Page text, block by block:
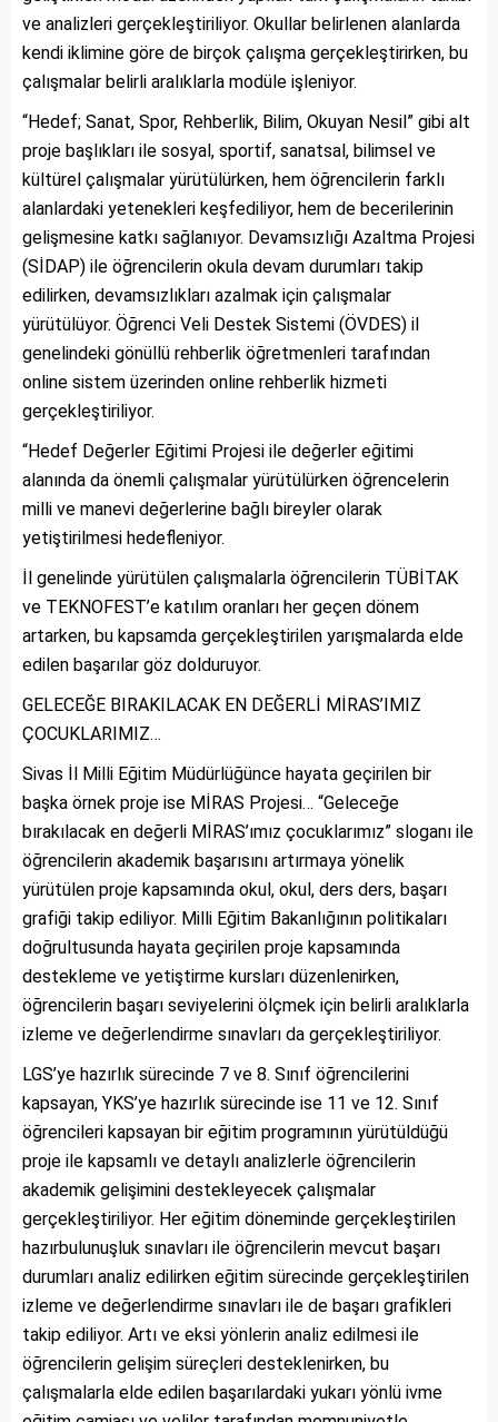
ve analizleri gerçekleştiriliyor. Okullar belirlenen alanlarda
kendi iklimine göre de birçok çalışma gerçekleştirirken, bu
çalışmalar belirli aralıklarla modüle işleniyor.
“Hedef; Sanat, Spor, Rehberlik, Bilim, Okuyan Nesil” gibi alt
proje başlıkları ile sosyal, sportif, sanatsal, bilimsel ve
kültürel çalışmalar yürütülürken, hem öğrencilerin farklı
alanlardaki yetenekleri keşfediliyor, hem de becerilerinin
gelişmesine katkı sağlanıyor. Devamsızlığı Azaltma Projesi
(SİDAP) ile öğrencilerin okula devam durumları takip
edilirken, devamsızlıkları azalmak için çalışmalar
yürütülüyor. Öğrenci Veli Destek Sistemi (ÖVDES) il
genelindeki gönüllü rehberlik öğretmenleri tarafından
online sistem üzerinden online rehberlik hizmeti
gerçekleştiriliyor.
“Hedef Değerler Eğitimi Projesi ile değerler eğitimi
alanında da önemli çalışmalar yürütülürken öğrencelerin
milli ve manevi değerlerine bağlı bireyler olarak
yetiştirilmesi hedefleniyor.
İl genelinde yürütülen çalışmalarla öğrencilerin TÜBİTAK
ve TEKNOFEST’e katılım oranları her geçen dönem
artarken, bu kapsamda gerçekleştirilen yarışmalarda elde
edilen başarılar göz dolduruyor.
GELECEĞE BIRAKILACAK EN DEĞERLİ MİRAS’IMIZ
ÇOCUKLARIMIZ…
Sivas İl Milli Eğitim Müdürlüğünce hayata geçirilen bir
başka örnek proje ise MİRAS Projesi… “Geleceğe
bırakılacak en değerli MİRAS’ımız çocuklarımız” sloganı ile
öğrencilerin akademik başarısını artırmaya yönelik
yürütülen proje kapsamında okul, okul, ders ders, başarı
grafiği takip ediliyor. Milli Eğitim Bakanlığının politikaları
doğrultusunda hayata geçirilen proje kapsamında
destekleme ve yetiştirme kursları düzenlenirken,
öğrencilerin başarı seviyelerini ölçmek için belirli aralıklarla
izleme ve değerlendirme sınavları da gerçekleştiriliyor.
LGS’ye hazırlık sürecinde 7 ve 8. Sınıf öğrencilerini
kapsayan, YKS’ye hazırlık sürecinde ise 11 ve 12. Sınıf
öğrencileri kapsayan bir eğitim programının yürütüldüğü
proje ile kapsamlı ve detaylı analizlerle öğrencilerin
akademik gelişimini destekleyecek çalışmalar
gerçekleştiriliyor. Her eğitim döneminde gerçekleştirilen
hazırbulunuşluk sınavları ile öğrencilerin mevcut başarı
durumları analiz edilirken eğitim sürecinde gerçekleştirilen
izleme ve değerlendirme sınavları ile de başarı grafikleri
takip ediliyor. Artı ve eksi yönlerin analiz edilmesi ile
öğrencilerin gelişim süreçleri desteklenirken, bu
çalışmalarla elde edilen başarılardaki yukarı yönlü ivme